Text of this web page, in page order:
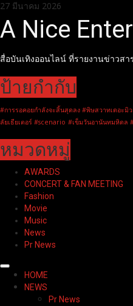
Skip
to
content
27 มีนาคม 2026
A Nice
สื่อบันเทิงออนไลน์ ที่รายงานข่าวส
ป้ายกำกับ
#การรอคอยกำลังจะสิ้นสุดลง #พิษสวาทเดอะมิ
ลัยเธียเตอร์ #scenario #เข็มวันอานันทมหิดล
หมวดหมู่
AWARDS
CONCERT & FAN MEETING
Fashion
Movie
Music
News
Pr News
Primary
Menu
HOME
NEWS
Pr News